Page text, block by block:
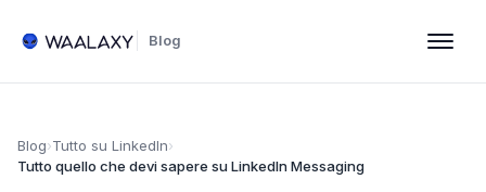
Blog
Blog›Tutto su LinkedIn›
Tutto quello che devi sapere su LinkedIn Messaging